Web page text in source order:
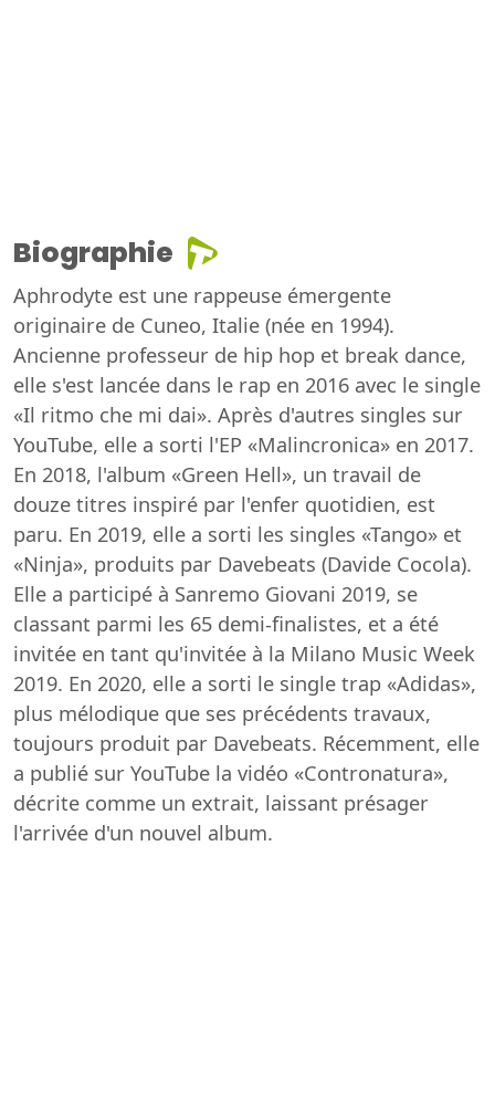
Biographie
Aphrodyte est une rappeuse émergente
originaire de Cuneo, Italie (née en 1994).
Ancienne professeur de hip hop et break dance,
elle s'est lancée dans le rap en 2016 avec le single
«Il ritmo che mi dai». Après d'autres singles sur
YouTube, elle a sorti l'EP «Malincronica» en 2017.
En 2018, l'album «Green Hell», un travail de
douze titres inspiré par l'enfer quotidien, est
paru. En 2019, elle a sorti les singles «Tango» et
«Ninja», produits par Davebeats (Davide Cocola).
Elle a participé à Sanremo Giovani 2019, se
classant parmi les 65 demi-finalistes, et a été
invitée en tant qu'invitée à la Milano Music Week
2019. En 2020, elle a sorti le single trap «Adidas»,
plus mélodique que ses précédents travaux,
toujours produit par Davebeats. Récemment, elle
a publié sur YouTube la vidéo «Contronatura»,
décrite comme un extrait, laissant présager
l'arrivée d'un nouvel album.